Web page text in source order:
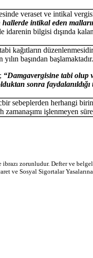
veraset ve intikal
intikal eden
bilgisi dışında kalan
kağıtların
başından başlamaktadır.
“Damgavergisine tabi olup
sonra
sebeplerden herhangi
işlenmeyen
zorunludur. Defter ve
Sosyal Sigortalar